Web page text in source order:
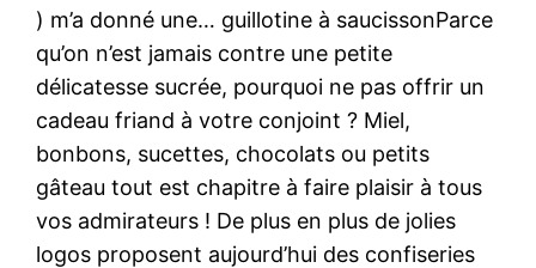
) m’a donné une… guillotine à saucissonParce
qu’on n’est jamais contre une petite
délicatesse sucrée, pourquoi ne pas offrir un
cadeau friand à votre conjoint ? Miel,
bonbons, sucettes, chocolats ou petits
gâteau tout est chapitre à faire plaisir à tous
vos admirateurs ! De plus en plus de jolies
logos proposent aujourd’hui des confiseries